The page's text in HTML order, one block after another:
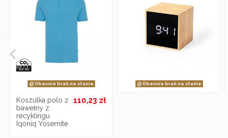
Obecnie brak na stanie
Koszulka polo z
bawełny z
recyklingu
Iqoniq Yosemite
110,23 zł
Obecnie brak na stanie